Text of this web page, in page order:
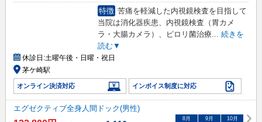
特徴 苦痛を軽減した内視鏡検査を目指して
当院は消化器疾患、内視鏡検査（胃カメ
ラ・大腸カメラ）、ピロリ菌治療
続きを
読む▼
休診日:土曜午後・日曜・祝日
茅ケ崎駅
オンライン決済対応 インボイス制度に対応
エグゼクティブ全身人間ドック(男性)
8 月 9 月 10月